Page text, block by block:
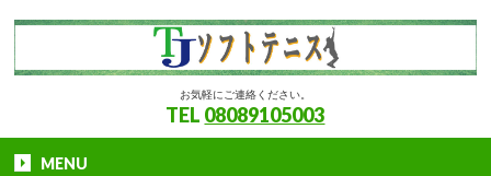
お気軽にご連絡ください。
TEL 08089105003
MENU